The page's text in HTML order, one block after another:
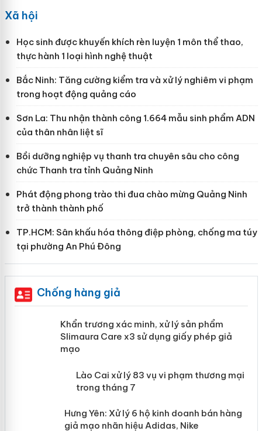
Xã hội
Học sinh được khuyến khích rèn luyện 1 môn thể thao,
thực hành 1 loại hình nghệ thuật
Bắc Ninh: Tăng cường kiểm tra và xử lý nghiêm vi phạm
trong hoạt động quảng cáo
Sơn La: Thu nhận thành công 1.664 mẫu sinh phẩm ADN
của thân nhân liệt sĩ
Bồi dưỡng nghiệp vụ thanh tra chuyên sâu cho công
chức Thanh tra tỉnh Quảng Ninh
Phát động phong trào thi đua chào mừng Quảng Ninh
trở thành thành phố
TP.HCM: Sân khấu hóa thông điệp phòng, chống ma túy
tại phường An Phú Đông
Chống hàng giả
Khẩn trương xác minh, xử lý sản phẩm
Slimaura Care x3 sử dụng giấy phép giả
mạo
Lào Cai xử lý 83 vụ vi phạm thương
mại trong tháng 7